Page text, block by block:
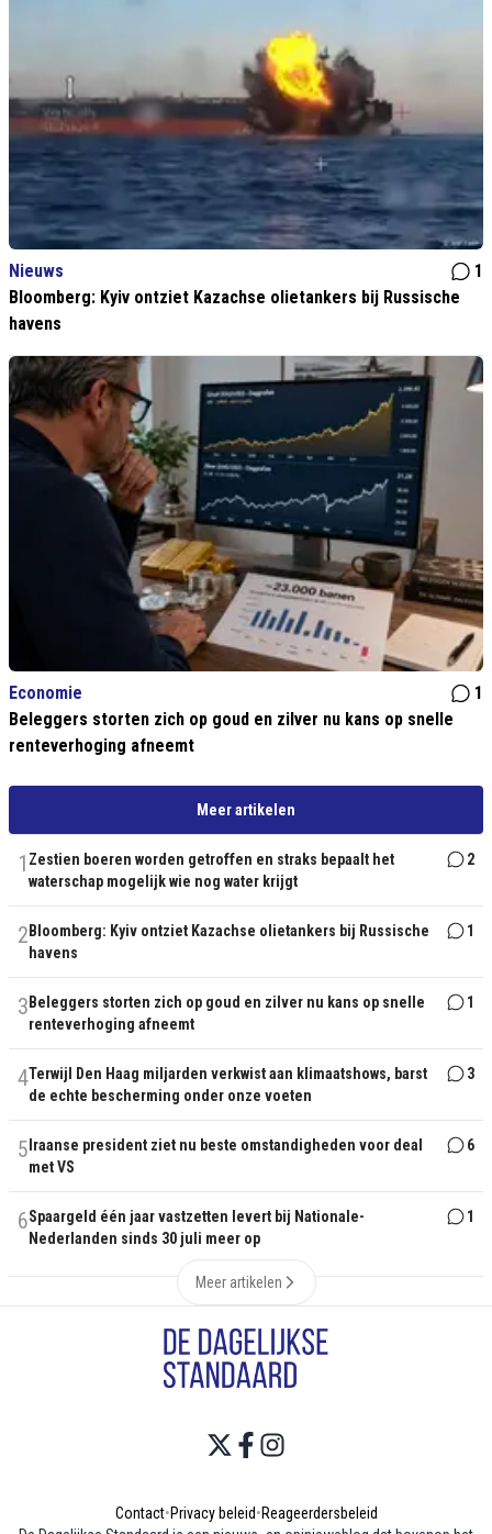
Nieuws
1
Bloomberg: Kyiv ontziet Kazachse olietankers bij Russische
havens
Economie
1
Beleggers storten zich op goud en zilver nu kans op snelle
renteverhoging afneemt
Meer artikelen
1 Zestien boeren worden getroffen en straks bepaalt het
waterschap mogelijk wie nog water krijgt
2
2 Bloomberg: Kyiv ontziet Kazachse olietankers bij Russische
havens
1
3 Beleggers storten zich op goud en zilver nu kans op snelle
renteverhoging afneemt
1
4Terwijl Den Haag miljarden verkwist aan klimaatshows, barst
de echte bescherming onder onze voeten
3
5 Iraanse president ziet nu beste omstandigheden voor deal
met VS
6
6Spaargeld één jaar vastzetten levert bij Nationale-
Nederlanden sinds 30 juli meer op
1
Meer artikelen
Contact•Privacy beleid•Reageerdersbeleid